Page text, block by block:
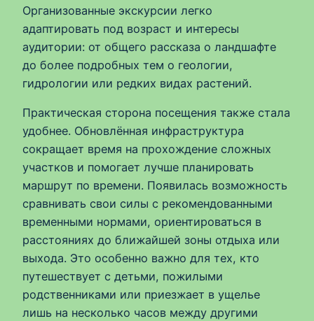
Организованные экскурсии легко
адаптировать под возраст и интересы
аудитории: от общего рассказа о ландшафте
до более подробных тем о геологии,
гидрологии или редких видах растений.
Практическая сторона посещения также стала
удобнее. Обновлённая инфраструктура
сокращает время на прохождение сложных
участков и помогает лучше планировать
маршрут по времени. Появилась возможность
сравнивать свои силы с рекомендованными
временными нормами, ориентироваться в
расстояниях до ближайшей зоны отдыха или
выхода. Это особенно важно для тех, кто
путешествует с детьми, пожилыми
родственниками или приезжает в ущелье
лишь на несколько часов между другими